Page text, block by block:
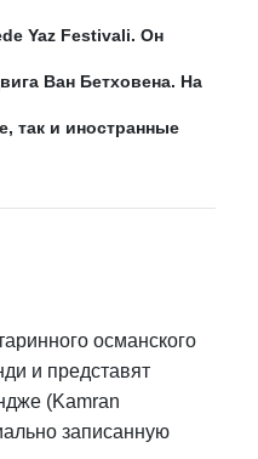
Yaz Festivali. Он
Ван Бетховена. На
так и иностранные
османского
и представят
(Kamran
записанную